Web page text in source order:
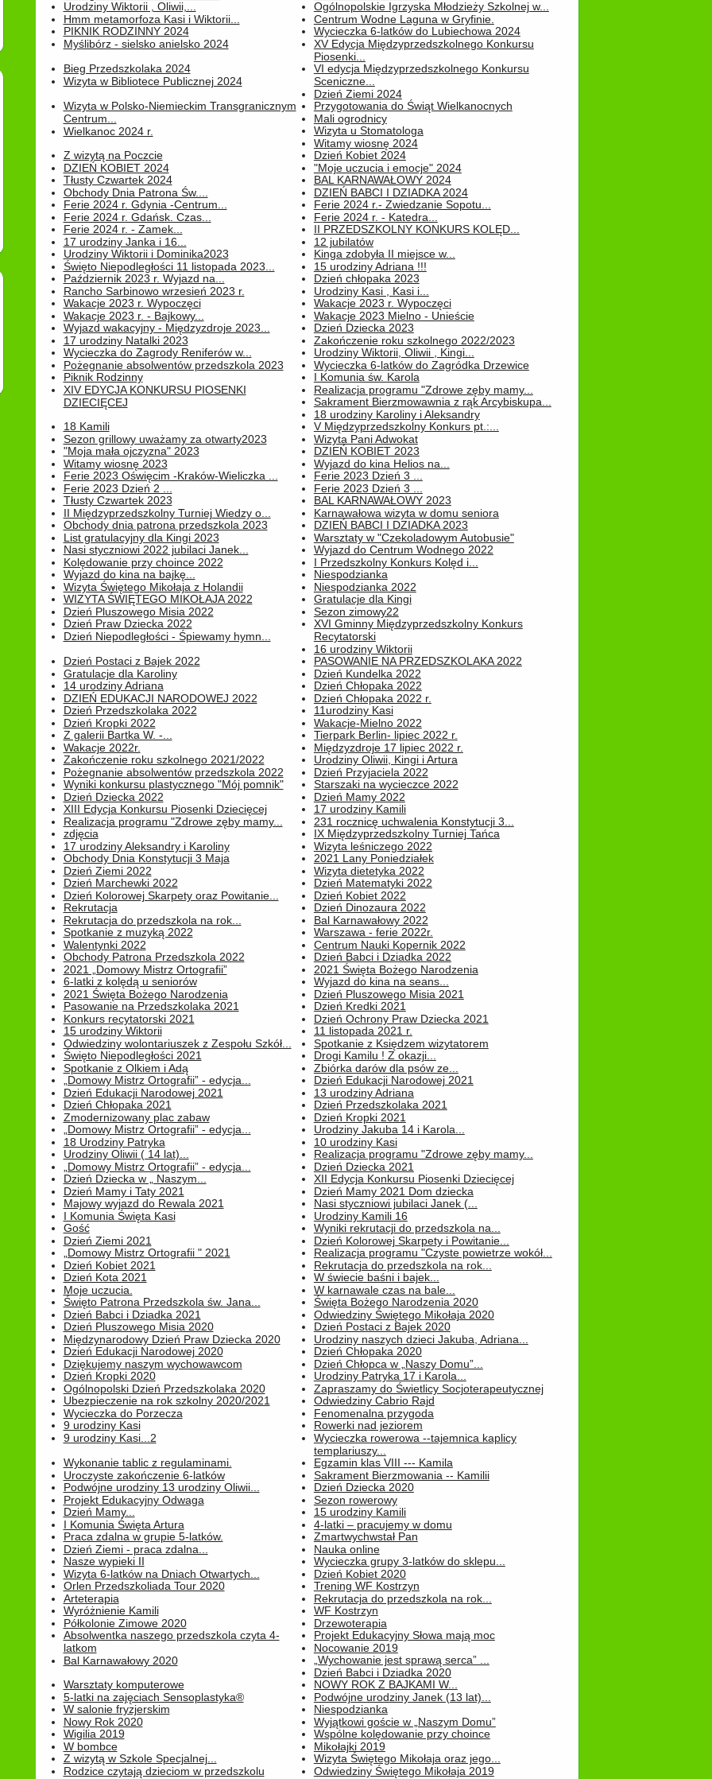
Urodziny Wiktorii , Oliwii,...
Hmm metamorfoza Kasi i Wiktorii...
Ogólnopolskie Igrzyska Młodzieży Szkolnej w...
Centrum Wodne Laguna w Gryfinie.
PIKNIK RODZINNY 2024
Myślibórz - sielsko anielsko 2024
Wycieczka 6-latków do Lubiechowa 2024
XV Edycja Międzyprzedszkolnego Konkursu
Piosenki...
Bieg Przedszkolaka 2024
Wizyta w Bibliotece Publicznej 2024
VI edycja Międzyprzedszkolnego Konkursu
Sceniczne...
Dzień Ziemi 2024
Wizyta w Polsko-Niemieckim Transgranicznym
Centrum...
Wielkanoc 2024 r.
Przygotowania do Świąt Wielkanocnych
Mali ogrodnicy
Wizyta u Stomatologa
Witamy wiosnę 2024
Z wizytą na Poczcie
DZIEŃ KOBIET 2024
Dzień Kobiet 2024
"Moje uczucia i emocje" 2024
Tłusty Czwartek 2024
Obchody Dnia Patrona Św....
BAL KARNAWAŁOWY 2024
DZIEŃ BABCI I DZIADKA 2024
Ferie 2024 r. Gdynia -Centrum...
Ferie 2024 r. Gdańsk. Czas...
Ferie 2024 r.- Zwiedzanie Sopotu...
Ferie 2024 r. - Katedra...
Ferie 2024 r. - Zamek...
17 urodziny Janka i 16...
II PRZEDSZKOLNY KONKURS KOLĘD...
12 jubilatów
Urodziny Wiktorii i Dominika2023
Święto Niepodległości 11 listopada 2023...
Kinga zdobyła II miejsce w...
15 urodziny Adriana !!!
Październik 2023 r. Wyjazd na...
Rancho Sarbinowo wrzesień 2023 r.
Dzień chłopaka 2023
Urodziny Kasi , Kasi i...
Wakacje 2023 r. Wypoczęci
Wakacje 2023 r. - Bajkowy...
Wakacje 2023 r. Wypoczęci
Wakacje 2023 Mielno - Unieście
Wyjazd wakacyjny - Międzyzdroje 2023...
17 urodziny Natalki 2023
Dzień Dziecka 2023
Zakończenie roku szkolnego 2022/2023
Wycieczka do Zagrody Reniferów w...
Pożegnanie absolwentów przedszkola 2023
Urodziny Wiktorii, Oliwii , Kingi...
Wycieczka 6-latków do Zagródka Drzewice
Piknik Rodzinny
XIV EDYCJA KONKURSU PIOSENKI
DZIECIĘCEJ
I Komunia św. Karola
Realizacja programu "Zdrowe zęby mamy...
Sakrament Bierzmowawnia z rąk Arcybiskupa...
18 urodziny Karoliny i Aleksandry
18 Kamili
Sezon grillowy uważamy za otwarty2023
V Międzyprzedszkolny Konkurs pt.:...
Wizyta Pani Adwokat
"Moja mała ojczyzna" 2023
Witamy wiosnę 2023
DZIEŃ KOBIET 2023
Wyjazd do kina Helios na...
Ferie 2023 Oświęcim -Kraków-Wieliczka ...
Ferie 2023 Dzień 2 ...
Ferie 2023 Dzień 3 ...
Ferie 2023 Dzień 3 ...
Tłusty Czwartek 2023
II Międzyprzedszkolny Turniej Wiedzy o...
BAL KARNAWAŁOWY 2023
Karnawałowa wizyta w domu seniora
Obchody dnia patrona przedszkola 2023
List gratulacyjny dla Kingi 2023
DZIEŃ BABCI I DZIADKA 2023
Warsztaty w "Czekoladowym Autobusie"
Nasi styczniowi 2022 jubilaci Janek...
Kolędowanie przy choince 2022
Wyjazd do Centrum Wodnego 2022
I Przedszkolny Konkurs Kolęd i...
Wyjazd do kina na bajkę...
Wizyta Świętego Mikołaja z Holandii
Niespodzianka
Niespodzianka 2022
WIZYTA ŚWIĘTEGO MIKOŁAJA 2022
Dzień Pluszowego Misia 2022
Gratulacje dla Kingi
Sezon zimowy22
Dzień Praw Dziecka 2022
Dzień Niepodległości - Śpiewamy hymn...
XVI Gminny Międzyprzedszkolny Konkurs
Recytatorski
16 urodziny Wiktorii
Dzień Postaci z Bajek 2022
Gratulacje dla Karoliny
PASOWANIE NA PRZEDSZKOLAKA 2022
Dzień Kundelka 2022
14 urodziny Adriana
DZIEŃ EDUKACJI NARODOWEJ 2022
Dzień Chłopaka 2022
Dzień Chłopaka 2022 r.
Dzień Przedszkolaka 2022
Dzień Kropki 2022
11urodziny Kasi
Wakacje-Mielno 2022
Z galerii Bartka W. -...
Wakacje 2022r.
Tierpark Berlin- lipiec 2022 r.
Międzyzdroje 17 lipiec 2022 r.
Zakończenie roku szkolnego 2021/2022
Pożegnanie absolwentów przedszkola 2022
Urodziny Oliwii, Kingi i Artura
Dzień Przyjaciela 2022
Wyniki konkursu plastycznego "Mój pomnik"
Dzień Dziecka 2022
Starszaki na wycieczce 2022
Dzień Mamy 2022
XIII Edycja Konkursu Piosenki Dziecięcej
Realizacja programu "Zdrowe zęby mamy...
17 urodziny Kamili
231 rocznicę uchwalenia Konstytucji 3...
zdjęcia
17 urodziny Aleksandry i Karoliny
IX Międzyprzedszkolny Turniej Tańca
Wizyta leśniczego 2022
Obchody Dnia Konstytucji 3 Maja
Dzień Ziemi 2022
2021 Lany Poniedziałek
Wizyta dietetyka 2022
Dzień Marchewki 2022
Dzień Kolorowej Skarpety oraz Powitanie...
Dzień Matematyki 2022
Dzień Kobiet 2022
Rekrutacja
Rekrutacja do przedszkola na rok...
Dzień Dinozaura 2022
Bal Karnawałowy 2022
Spotkanie z muzyką 2022
Walentynki 2022
Warszawa - ferie 2022r.
Centrum Nauki Kopernik 2022
Obchody Patrona Przedszkola 2022
2021 „Domowy Mistrz Ortografii”
Dzień Babci i Dziadka 2022
2021 Święta Bożego Narodzenia
6-latki z kolędą u seniorów
2021 Święta Bożego Narodzenia
Wyjazd do kina na seans...
Dzień Pluszowego Misia 2021
Pasowanie na Przedszkolaka 2021
Konkurs recytatorski 2021
Dzień Kredki 2021
Dzień Ochrony Praw Dziecka 2021
15 urodziny Wiktorii
Odwiedziny wolontariuszek z Zespołu Szkół...
11 listopada 2021 r.
Spotkanie z Księdzem wizytatorem
Święto Niepodległości 2021
Spotkanie z Olkiem i Adą
Drogi Kamilu ! Z okazji...
Zbiórka darów dla psów ze...
„Domowy Mistrz Ortografii” - edycja...
Dzień Edukacji Narodowej 2021
Dzień Edukacji Narodowej 2021
13 urodziny Adriana
Dzień Chłopaka 2021
Zmodernizowany plac zabaw
Dzień Przedszkolaka 2021
Dzień Kropki 2021
„Domowy Mistrz Ortografii” - edycja...
18 Urodziny Patryka
Urodziny Jakuba 14 i Karola...
10 urodziny Kasi
Urodziny Oliwii ( 14 lat)...
„Domowy Mistrz Ortografii” - edycja...
Realizacja programu "Zdrowe zęby mamy...
Dzień Dziecka 2021
Dzień Dziecka w „ Naszym...
Dzień Mamy i Taty 2021
XII Edycja Konkursu Piosenki Dziecięcej
Dzień Mamy 2021 Dom dziecka
Majowy wyjazd do Rewala 2021
I Komunia Święta Kasi
Nasi styczniowi jubilaci Janek (...
Urodziny Kamili 16
Gość
Dzień Ziemi 2021
Wyniki rekrutacji do przedszkola na...
Dzień Kolorowej Skarpety i Powitanie...
„Domowy Mistrz Ortografii " 2021
Dzień Kobiet 2021
Realizacja programu "Czyste powietrze wokół...
Rekrutacja do przedszkola na rok...
Dzień Kota 2021
Moje uczucia.
W świecie baśni i bajek...
W karnawale czas na bale...
Święto Patrona Przedszkola św. Jana...
Dzień Babci i Dziadka 2021
Święta Bożego Narodzenia 2020
Odwiedziny Świętego Mikołaja 2020
Dzień Pluszowego Misia 2020
Międzynarodowy Dzień Praw Dziecka 2020
Dzień Postaci z Bajek 2020
Urodziny naszych dzieci Jakuba, Adriana...
Dzień Edukacji Narodowej 2020
Dziękujemy naszym wychowawcom
Dzień Chłopaka 2020
Dzień Chłopca w „Naszy Domu”...
Dzień Kropki 2020
Ogólnopolski Dzień Przedszkolaka 2020
Urodziny Patryka 17 i Karola...
Zapraszamy do Świetlicy Socjoterapeutycznej
Ubezpieczenie na rok szkolny 2020/2021
Wycieczka do Porzecza
Odwiedziny Cabrio Rajd
Fenomenalna przygoda
9 urodziny Kasi
9 urodziny Kasi...2
Rowerki nad jeziorem
Wycieczka rowerowa --tajemnica kaplicy
templariuszy...
Wykonanie tablic z regulaminami.
Uroczyste zakończenie 6-latków
Egzamin klas VIII --- Kamila
Sakrament Bierzmowania -- Kamilii
Podwójne urodziny 13 urodziny Oliwii...
Projekt Edukacyjny Odwaga
Dzień Dziecka 2020
Sezon rowerowy
Dzień Mamy...
I Komunia Święta Artura
15 urodziny Kamili
4-latki – pracujemy w domu
Praca zdalna w grupie 5-latków.
Dzień Ziemi - praca zdalna...
Zmartwychwstał Pan
Nauka online
Nasze wypieki II
Wizyta 6-latków na Dniach Otwartych...
Wycieczka grupy 3-latków do sklepu...
Dzień Kobiet 2020
Orlen Przedszkoliada Tour 2020
Arteterapia
Trening WF Kostrzyn
Rekrutacja do przedszkola na rok...
Wyróżnienie Kamili
Półkolonie Zimowe 2020
WF Kostrzyn
Drzewoterapia
Absolwentka naszego przedszkola czyta 4-
latkom
Bal Karnawałowy 2020
Projekt Edukacyjny Słowa mają moc
Nocowanie 2019
„Wychowanie jest sprawą serca” ...
Dzień Babci i Dziadka 2020
Warsztaty komputerowe
5-latki na zajęciach Sensoplastyka®
NOWY ROK Z BAJKAMI W...
Podwójne urodziny Janek (13 lat)...
W salonie fryzjerskim
Nowy Rok 2020
Niespodzianka
Wyjątkowi goście w „Naszym Domu”
Wigilia 2019
W bombce
Wspólne kolędowanie przy choince
Mikołajki 2019
Z wizytą w Szkole Specjalnej...
Rodzice czytają dzieciom w przedszkolu
Wizyta Świętego Mikołaja oraz jego...
Odwiedziny Świętego Mikołaja 2019